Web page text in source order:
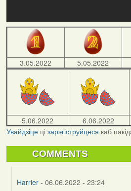
3.05.2022 5.05.2022
5.06.2022 6.06.2022
Увайдзіцеці зарэгіструйцеся каб
COMMENTS
Harrier - 06.06.2022 - 23:24